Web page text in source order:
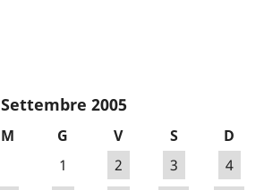
Settembre 2005
M G V S
D
1
2 3
4